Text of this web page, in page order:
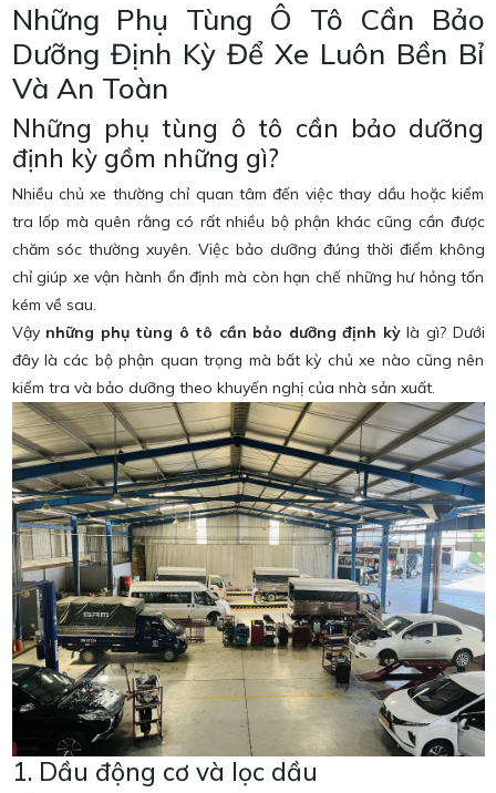
Những Phụ Tùng Ô Tô Cần Bảo
Dưỡng Định Kỳ Để Xe Luôn Bền Bỉ
Và An Toàn
Những phụ tùng ô tô cần bảo dưỡng
định kỳ gồm những gì?
Nhiều chủ xe thường chỉ quan tâm đến việc thay dầu hoặc kiểm
tra lốp mà quên rằng có rất nhiều bộ phận khác cũng cần được
chăm sóc thường xuyên. Việc bảo dưỡng đúng thời điểm không
chỉ giúp xe vận hành ổn định mà còn hạn chế những hư hỏng tốn
kém về sau.
Vậy những phụ tùng ô tô cần bảo dưỡng định kỳlà gì? Dưới
đây là các bộ phận quan trọng mà bất kỳ chủ xe nào cũng nên
kiểm tra và bảo dưỡng theo khuyến nghị của nhà sản xuất.
1. Dầu động cơ và lọc dầu